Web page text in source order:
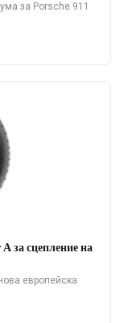
за Porsche 911
за сцепление на
европейска